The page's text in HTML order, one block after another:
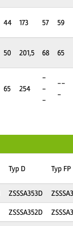
44 173 57 59
50 201,5 68 65
65 254
-
-
-
--
-
Typ D Typ FP
ZSSSA353D
ZSSSA352D